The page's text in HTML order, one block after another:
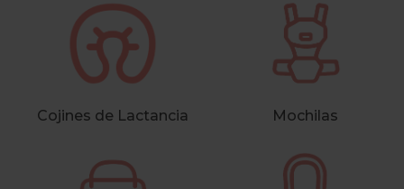
Cojines de Lactancia Mochilas